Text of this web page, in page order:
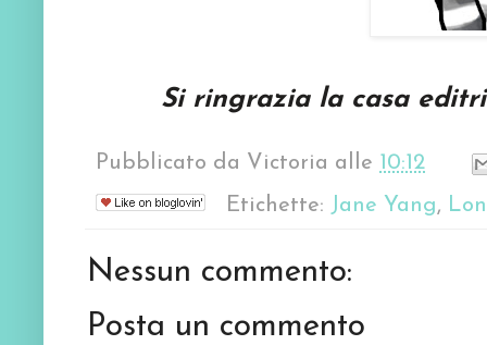
Si ringrazia la casa
Pubblicato da Victoria alle 10:12
Etichette: Jane Yang,
Nessun commento:
Posta un commento